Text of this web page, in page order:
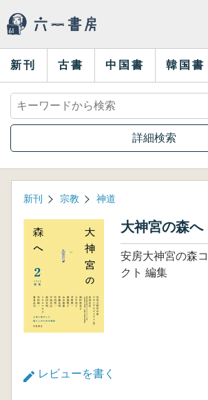
新刊 古書 中国書 韓国書
詳細検索
新刊 宗教 神道
大神宮の森
安房大神宮の森
クト 編集
レビューを書く